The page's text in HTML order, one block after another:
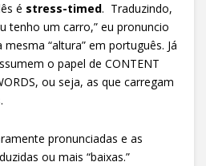
é stress-timed. Traduzindo,
tenho um carro,” eu pronuncio
“altura” em português. Já
o papel de CONTENT
ou seja, as que carregam
pronunciadas e as
ou mais “baixas.”